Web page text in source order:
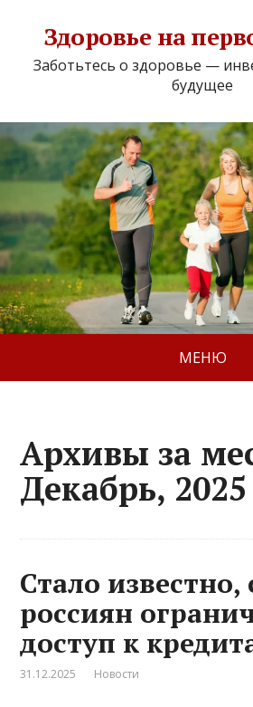
Здоровье на
Заботьтесь о здоровье —
будущее
МЕНЮ
Архивы за
Декабрь, 2025
Стало известно,
россиян
доступ к
31.12.2025 Новости